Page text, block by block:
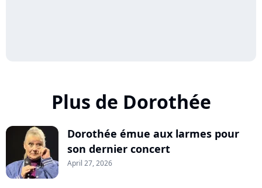
Plus de Dorothée
Dorothée émue aux larmes pour
son dernier concert
April 27, 2026